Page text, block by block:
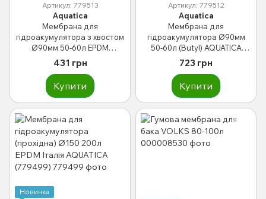
Артикул: 779513
Aquatica
Мембрана для
гідроакумулятора з хвостом
Ø90мм 50-60л EPDM
AQUATICA ET50 (779513)
431 грн
Купити
Артикул: 779512
Aquatica
Мембрана для
гідроакумулятора Ø90мм
50-60л (Butyl) AQUATICA
(779512)
723 грн
Купити
Новинка